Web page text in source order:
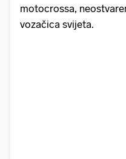
motocrossa,
vozačica svijeta.